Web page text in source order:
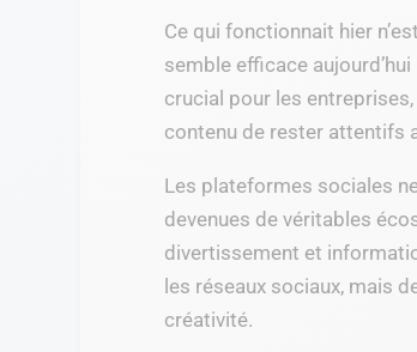
Ce qui fonctionnait hier
semble efficace
crucial pour les
contenu de rester attentifs
Les plateformes sociales
devenues de véritables
divertissement et
les réseaux sociaux, mais
créativité.